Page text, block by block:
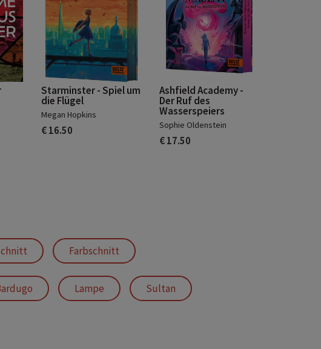
Starminster - Spiel um
die Flügel
Megan Hopkins
€ 16.50
Ashfield Academy -
Der Ruf des
Wasserspeiers
Sophie Oldenstein
€ 17.50
Farbschnitt
Lampe Sultan